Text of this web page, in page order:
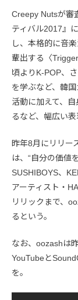
Creepy Nutsが審
ティバル2017』
し、本格的に音
輩出する〈
頃よりK-POP、
を学ぶなど、韓
活動に加えて、
るなど、幅広い表
昨年8月にリリー
は、“自分の価値
SUSHIBOYS、
アーティスト・
リリックまで、
るという。
なお、oozashは
YouTubeと
を。